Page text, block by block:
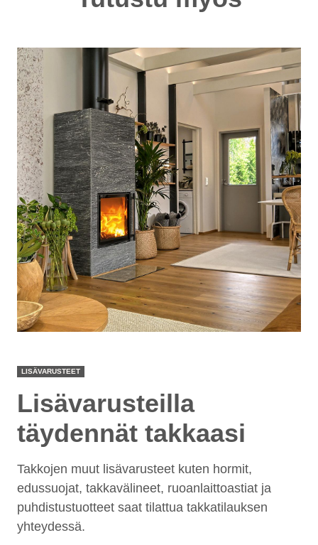
LISÄVARUSTEET
Lisävarusteilla
täydennät takkaasi
Takkojen muut lisävarusteet kuten hormit,
edussuojat, takkavälineet, ruoanlaittoastiat ja
puhdistustuotteet saat tilattua takkatilauksen
yhteydessä.